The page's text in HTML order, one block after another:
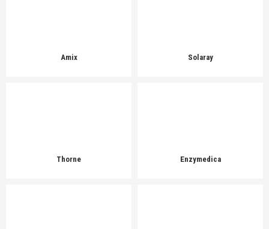
Amix Solaray
Thorne Enzymedica